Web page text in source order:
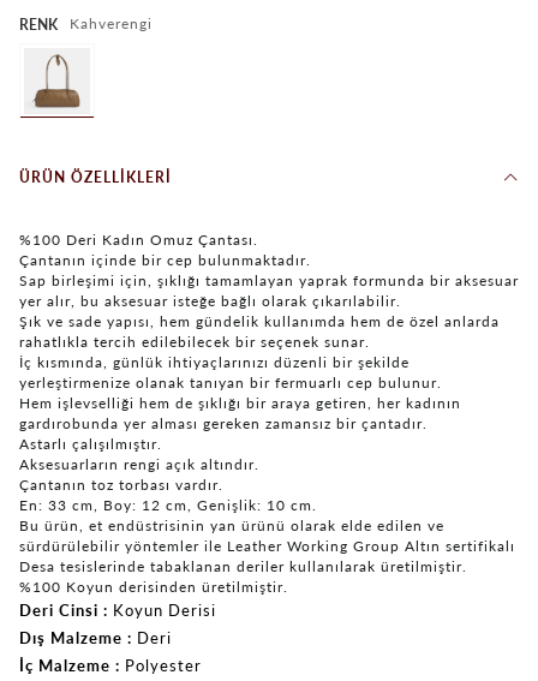
RENK Kahverengi
ÜRÜN ÖZELLIKLERI
%100 Deri Kadın Omuz Çantası.
Çantanın içinde bir cep bulunmaktadır.
Sap birleşimi için, şıklığı tamamlayan yaprak formunda bir aksesuar
yer alır, bu aksesuar isteğe bağlı olarak çıkarılabilir.
Şık ve sade yapısı, hem gündelik kullanımda hem de özel anlarda
rahatlıkla tercih edilebilecek bir seçenek sunar.
İç kısmında, günlük ihtiyaçlarınızı düzenli bir şekilde
yerleştirmenize olanak tanıyan bir fermuarlı cep bulunur.
Hem işlevselliği hem de şıklığı bir araya getiren, her kadının
gardırobunda yer alması gereken zamansız bir çantadır.
Astarlı çalışılmıştır.
Aksesuarların rengi açık altındır.
Çantanın toz torbası vardır.
En: 33 cm, Boy: 12 cm, Genişlik: 10 cm.
Bu ürün, et endüstrisinin yan ürünü olarak elde edilen ve
sürdürülebilir yöntemler ile Leather Working Group Altın sertifikalı
Desa tesislerinde tabaklanan deriler kullanılarak üretilmiştir.
%100 Koyun derisinden üretilmiştir.
Deri Cinsi
Koyun Derisi
Dış Malzeme
Deri
İç Malzeme
Polyester